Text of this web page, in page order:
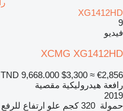
XG1412HD
9
فيديو
XCMG XG1412HD
TND 9,668.000 $3,300 ≈ €2,856
رافعة هيدروليكية مقصية
2019
حمولة 320 كجم علو ارتفاع للرفع